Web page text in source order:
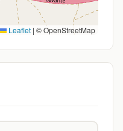
Leaflet | © OpenStreetMap